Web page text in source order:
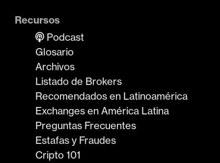
Recursos
Podcast
Glosario
Archivos
Listado de Brokers
Recomendados en Latinoamérica
Exchanges en América Latina
Preguntas Frecuentes
Estafas y Fraudes
Cripto 101